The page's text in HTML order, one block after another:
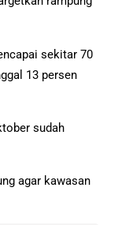
sekitar 70
13 persen
sudah
agar kawasan